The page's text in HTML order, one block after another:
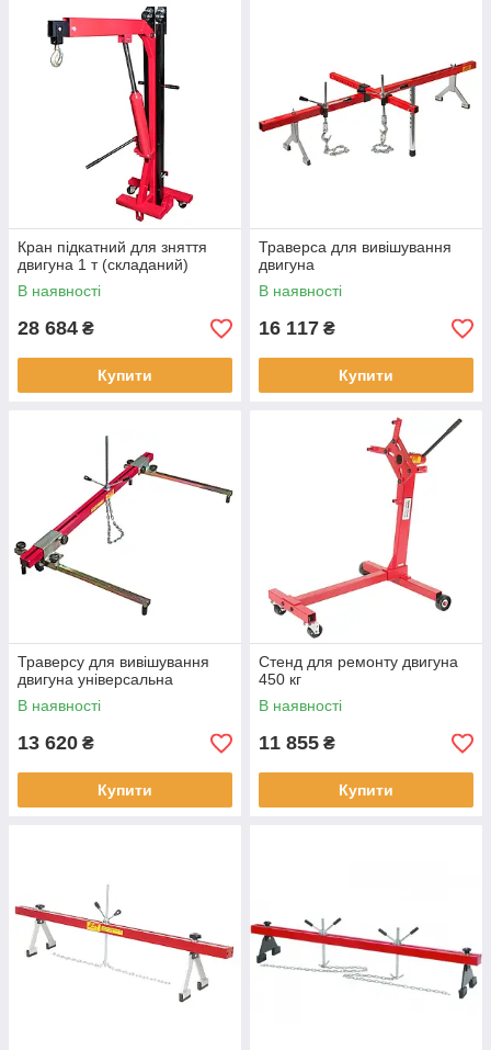
Кран підкатний для зняття
двигуна 1 т (складаний)
В наявності
28 684 ₴
Купити
Траверса для вивішування
двигуна
В наявності
16 117 ₴
Купити
Траверсу для вивішування
двигуна універсальна
В наявності
13 620 ₴
Купити
Стенд для ремонту двигуна
450 кг
В наявності
11 855 ₴
Купити